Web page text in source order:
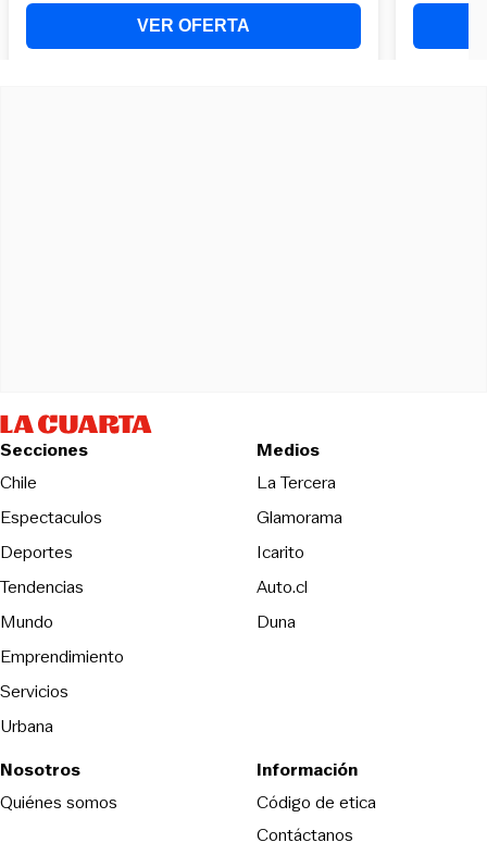
Secciones
Chile
Espectaculos
Deportes
Tendencias
Mundo
Emprendimiento
Servicios
Urbana
Medios
La TerceraOpens in new
Glamorama
Icarito
Auto.cl
DunaOpens in new window
Nosotros
Quiénes somos
Información
Código de eticaOpens in new
Contáctanos